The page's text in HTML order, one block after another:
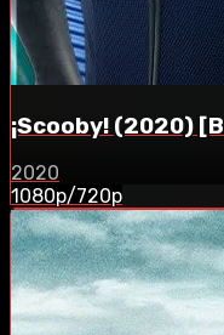
¡Scooby! (2020)
2020
1080p/720p